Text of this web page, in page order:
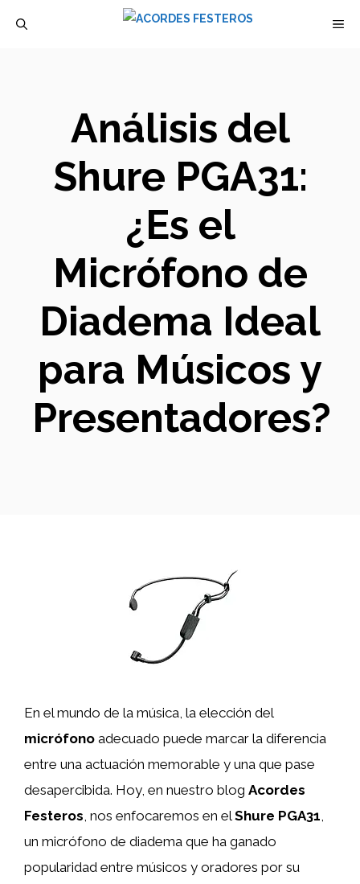
Análisis del
Shure PGA31:
¿Es el
Micrófono de
Diadema Ideal
para Músicos y
Presentadores?
En el mundo de la música, la elección del
micrófono adecuado puede marcar la diferencia
entre una actuación memorable y una que pase
desapercibida. Hoy, en nuestro blog Acordes
Festeros, nos enfocaremos en elShure PGA31,
un micrófono de diadema que ha ganado
popularidad entre músicos y oradores por su